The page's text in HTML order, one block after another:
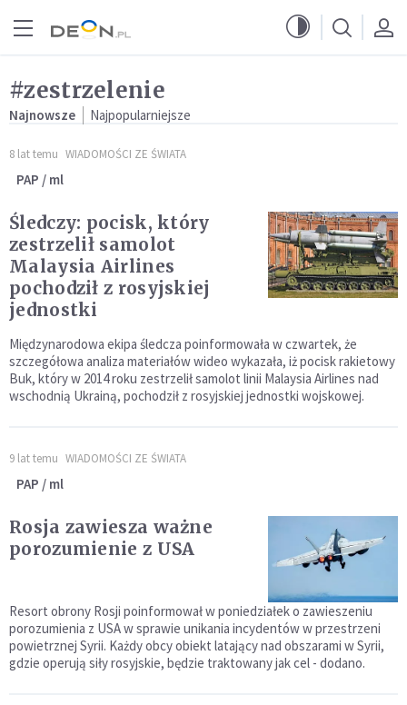
#zestrzelenie
Najnowsze Najpopularniejsze
8 lat temu WIADOMOŚCI ZE ŚWIATA
PAP / ml
Śledczy: pocisk, który
zestrzelił samolot
Malaysia Airlines
pochodził z rosyjskiej
jednostki
Międzynarodowa ekipa śledcza poinformowała w czwartek, że
szczegółowa analiza materiałów wideo wykazała, iż pocisk rakietowy
Buk, który w 2014 roku zestrzelił samolot linii Malaysia Airlines nad
wschodnią Ukrainą, pochodził z rosyjskiej jednostki wojskowej.
9 lat temu WIADOMOŚCI ZE ŚWIATA
PAP / ml
Rosja zawiesza ważne
porozumienie z USA
Resort obrony Rosji poinformował w poniedziałek o zawieszeniu
porozumienia z USA w sprawie unikania incydentów w przestrzeni
powietrznej Syrii. Każdy obcy obiekt latający nad obszarami w Syrii,
gdzie operują siły rosyjskie, będzie traktowany jak cel - dodano.